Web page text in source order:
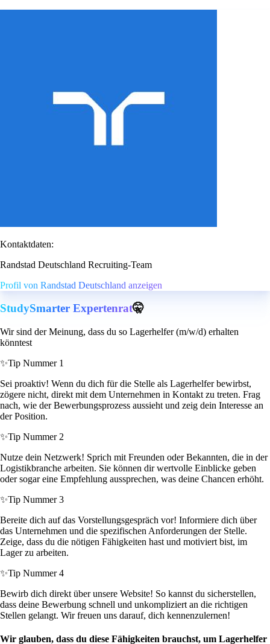
Kontaktdaten:
Randstad Deutschland Recruiting-Team
Profil von Randstad Deutschland anzeigen
StudySmarter Expertenrat🤫
Wir sind der Meinung, dass du so Lagerhelfer (m/w/d) erhalten
könntest
✨Tip Nummer 1
Sei proaktiv! Wenn du dich für die Stelle als Lagerhelfer bewirbst,
zögere nicht, direkt mit dem Unternehmen in Kontakt zu treten. Frag
nach, wie der Bewerbungsprozess aussieht und zeig dein Interesse an
der Position.
✨Tip Nummer 2
Nutze dein Netzwerk! Sprich mit Freunden oder Bekannten, die in der
Logistikbranche arbeiten. Sie können dir wertvolle Einblicke geben
oder sogar eine Empfehlung aussprechen, was deine Chancen erhöht.
✨Tip Nummer 3
Bereite dich auf das Vorstellungsgespräch vor! Informiere dich über
das Unternehmen und die spezifischen Anforderungen der Stelle.
Zeige, dass du die nötigen Fähigkeiten hast und motiviert bist, im
Lager zu arbeiten.
✨Tip Nummer 4
Bewirb dich direkt über unsere Website! So kannst du sicherstellen,
dass deine Bewerbung schnell und unkompliziert an die richtigen
Stellen gelangt. Wir freuen uns darauf, dich kennenzulernen!
Wir glauben, dass du diese Fähigkeiten brauchst, um Lagerhelfer